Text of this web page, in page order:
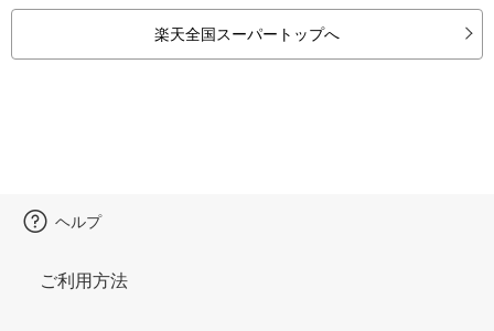
楽天全国スーパートップへ
ヘルプ
ご利用方法